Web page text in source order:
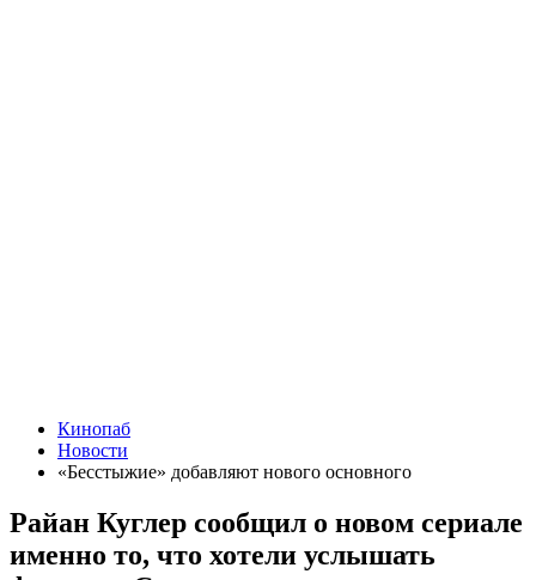
Кинопаб
Новости
«Бесстыжие» добавляют нового основного
Райан Куглер сообщил о новом сериале
именно то, что хотели услышать